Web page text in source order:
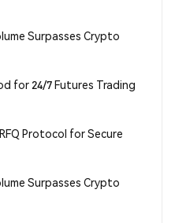
Surpasses Crypto
for 24/7 Futures Trading
Protocol for Secure
Surpasses Crypto